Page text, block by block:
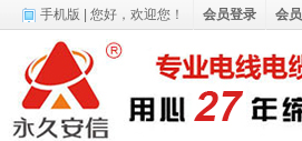
手机版 | 您好， 欢迎您！ 会员登录 会